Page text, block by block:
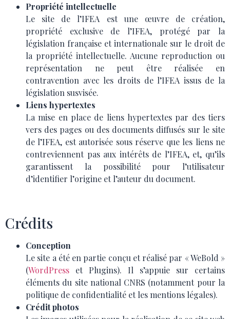
Propriété intellectuelle
Le site de l’IFEA est une œuvre de création,
propriété exclusive de l’IFEA, protégé par la
législation française et internationale sur le droit de
la propriété intellectuelle. Aucune reproduction ou
représentation ne peut être réalisée en
contravention avec les droits de l’IFEA issus de la
législation susvisée.
Liens hypertextes
La mise en place de liens hypertextes par des tiers
vers des pages ou des documents diffusés sur le site
de l’IFEA, est autorisée sous réserve que les liens ne
contreviennent pas aux intérêts de l’IFEA, et, qu’ils
garantissent la possibilité pour l’utilisateur
d’identifier l’origine et l’auteur du document.
Crédits
Conception
Le site a été en partie conçu et réalisé par « WeBold »
(WordPress et Plugins). Il s’appuie sur certains
éléments du site national CNRS (notamment pour la
politique de confidentialité et les mentions légales).
Crédit photos